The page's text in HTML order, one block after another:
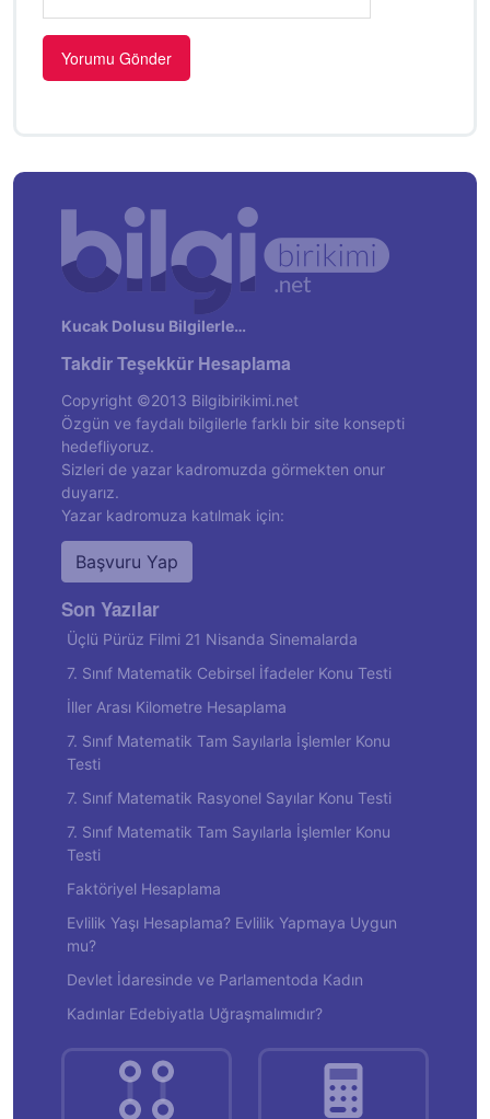
Kucak Dolusu Bilgilerle…
Takdir Teşekkür Hesaplama
Copyright ©2013 Bilgibirikimi.net
Özgün ve faydalı bilgilerle farklı bir site konsepti
hedefliyoruz.
Sizleri de yazar kadromuzda görmekten onur
duyarız.
Yazar kadromuza katılmak için:
Başvuru Yap
Son Yazılar
Üçlü Pürüz Filmi 21 Nisanda Sinemalarda
7. Sınıf Matematik Cebirsel İfadeler Konu Testi
İller Arası Kilometre Hesaplama
7. Sınıf Matematik Tam Sayılarla İşlemler Konu
Testi
7. Sınıf Matematik Rasyonel Sayılar Konu Testi
7. Sınıf Matematik Tam Sayılarla İşlemler Konu
Testi
Faktöriyel Hesaplama
Evlilik Yaşı Hesaplama? Evlilik Yapmaya Uygun
mu?
Devlet İdaresinde ve Parlamentoda Kadın
Kadınlar Edebiyatla Uğraşmalımıdır?